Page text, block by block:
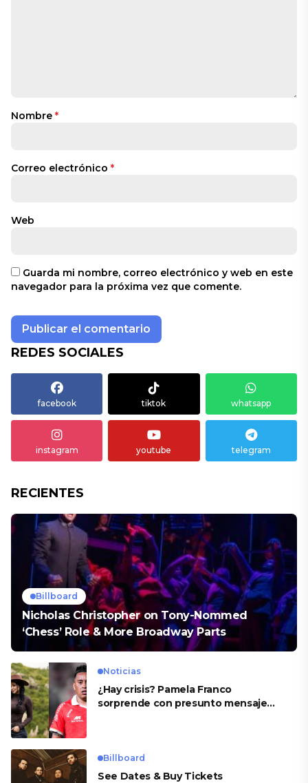
Nombre *
Correo electrónico *
Web
Guarda mi nombre, correo electrónico y web en este
navegador para la próxima vez que comente.
REDES SOCIALES
facebook tiktok whatsapp
instagram youtube telegram
RECIENTES
Billboard
Nicholas Christopher on Tony-Nommed
‘Chess’ Role & More Broadway Parts
Noticias
¿Hay crisis? Pamela Franco
sorprende con presunto mensaje
Billboard
See Dates & Buy Tickets